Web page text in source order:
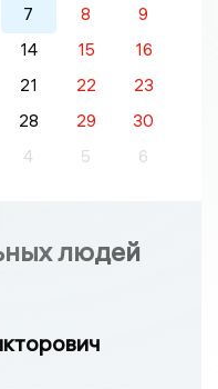
7 8
9
14 15
16
21 22
23
28 29
30
4 5 6
людей